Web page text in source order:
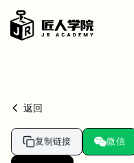
返回
复制链接 微信